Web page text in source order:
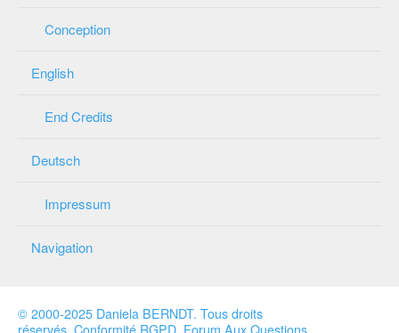
Conception
English
End Credits
Deutsch
Impressum
Navigation
© 2000-2025 Daniela BERNDT. Tous droits
réservés Conformité RGPD Forum Aux Questions